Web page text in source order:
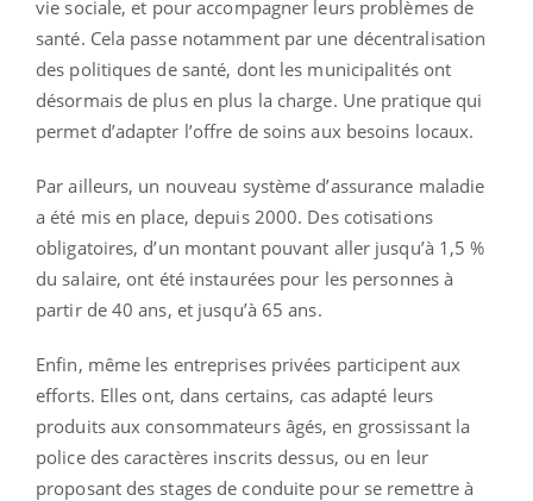
vie sociale, et pour accompagner leurs problèmes de
santé. Cela passe notamment par une décentralisation
des politiques de santé, dont les municipalités ont
désormais de plus en plus la charge. Une pratique qui
permet d’adapter l’offre de soins aux besoins locaux.
Par ailleurs, un nouveau système d’assurance maladie
a été mis en place, depuis 2000. Des cotisations
obligatoires, d’un montant pouvant aller jusqu’à 1,5 %
du salaire, ont été instaurées pour les personnes à
partir de 40 ans, et jusqu’à 65 ans.
Enfin, même les entreprises privées participent aux
efforts. Elles ont, dans certains, cas adapté leurs
produits aux consommateurs âgés, en grossissant la
police des caractères inscrits dessus, ou en leur
proposant des stages de conduite pour se remettre à